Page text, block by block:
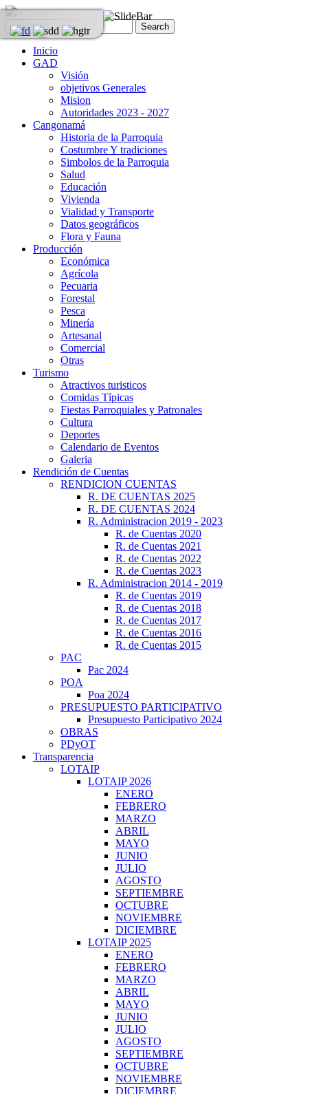
Inicio
GAD
Visión
objetivos Generales
Mision
Autoridades 2023 - 2027
Cangonamá
Historia de la Parroquia
Costumbre Y tradiciones
Simbolos de la Parroquia
Salud
Educación
Vivienda
Vialidad y Transporte
Datos geográficos
Flora y Fauna
Producción
Económica
Agrícola
Pecuaria
Forestal
Pesca
Minería
Artesanal
Comercial
Otras
Turismo
Atractivos turisticos
Comidas Típicas
Fiestas Parroquiales y Patronales
Cultura
Deportes
Calendario de Eventos
Galeria
Rendición de Cuentas
RENDICION CUENTAS
R. DE CUENTAS 2025
R. DE CUENTAS 2024
R. Administracion 2019 - 2023
R. de Cuentas 2020
R. de Cuentas 2021
R. de Cuentas 2022
R. de Cuentas 2023
R. Administracion 2014 - 2019
R. de Cuentas 2019
R. de Cuentas 2018
R. de Cuentas 2017
R. de Cuentas 2016
R. de Cuentas 2015
PAC
Pac 2024
POA
Poa 2024
PRESUPUESTO PARTICIPATIVO
Presupuesto Participativo 2024
OBRAS
PDyOT
Transparencia
LOTAIP
LOTAIP 2026
ENERO
FEBRERO
MARZO
ABRIL
MAYO
JUNIO
JULIO
AGOSTO
SEPTIEMBRE
OCTUBRE
NOVIEMBRE
DICIEMBRE
LOTAIP 2025
ENERO
FEBRERO
MARZO
ABRIL
MAYO
JUNIO
JULIO
AGOSTO
SEPTIEMBRE
OCTUBRE
NOVIEMBRE
DICIEMBRE